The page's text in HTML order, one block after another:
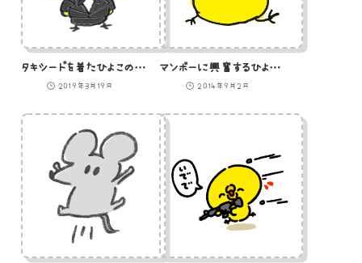
タキシードを着たひよこのイラスト
2019年3月19日
マンボーに興奮するひよこのイラスト
2014年9月2日